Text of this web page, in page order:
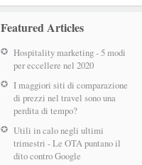
Featured Articles
Hospitality marketing - 5 modi
per eccellere nel 2020
I maggiori siti di comparazione
di prezzi nel travel sono una
perdita di tempo?
Utili in calo negli ultimi
trimestri - Le OTA puntano il
dito contro Google